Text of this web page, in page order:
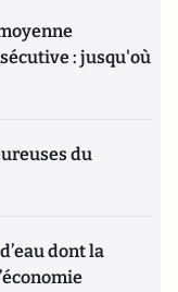
: jusqu'où
du
dont la